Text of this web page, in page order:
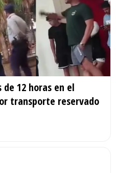
12 horas en el
transporte reservado